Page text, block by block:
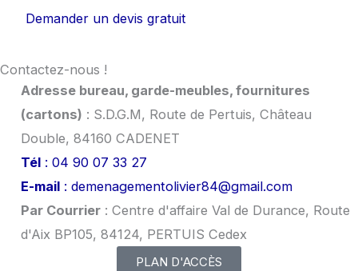
Demander un devis gratuit
Contactez-nous !
Adresse bureau, garde-meubles, fournitures
(cartons) : S.D.G.M, Route de Pertuis, Château
Double, 84160 CADENET
Tél: 04 90 07 33 27
E-mail: demenagementolivier84@gmail.com
Par Courrier: Centre d'affaire Val de Durance, Route
d'Aix BP105, 84124, PERTUIS Cedex
PLAN D'ACCÈS